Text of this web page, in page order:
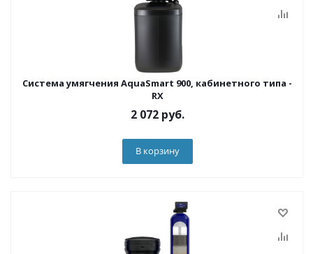
Система умягчения AquaSmart 900, кабинетного типа -
RX
2 072руб.
В корзину